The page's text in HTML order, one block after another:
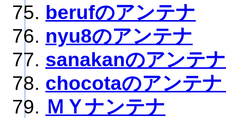
berufのアンテナ
nyu8のアンテナ
sanakanのアンテナ
chocotaのアンテナ
ＭＹナンテナ